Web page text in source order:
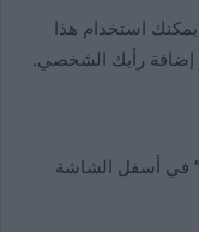
استخدام هذا
إضافة رأيك الشخصي.
في أسفل الشاشة